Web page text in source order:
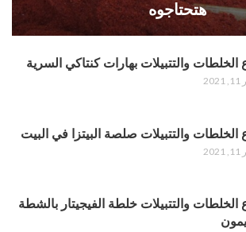
هتحتاجوه
الخلطات والتتبيلات بهارات كنتاكي السرية
الخلطات والتتبيلات صلصة البيتزا في البيت
الخلطات والتتبيلات خلطة الفيجيتار بالشطة